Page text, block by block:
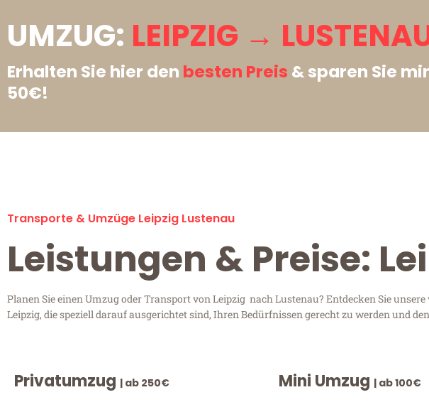
UMZUG: LEIPZIG →
Erhalten Sie hier den besten Preis & sparen Sie
50€!
Transporte & Umzüge Leipzig Lustenau
Leistungen & Preise:
Planen Sie einen Umzug oder Transport von Leipzig nach Lustenau? Entdecken Sie
Leipzig, die speziell darauf ausgerichtet sind, Ihren Bedürfnissen gerecht zu werden und
Privatumzug | ab 250€ Mini Umzug | ab 100€